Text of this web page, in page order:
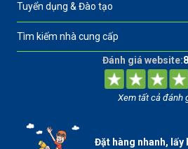
Tuyển dụng & Đào tạo
Tìm kiếm nhà cung cấp
Đánh giá website:
Xem tất cả đánh
Đặt hàng nhanh, lấy